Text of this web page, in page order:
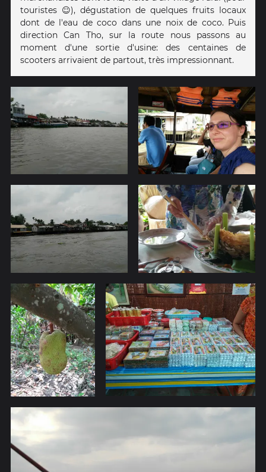
touristes ☺️), dégustation de quelques fruits locaux
dont de l'eau de coco dans une noix de coco. Puis
direction Can Tho, sur la route nous passons au
moment d'une sortie d'usine: des centaines de
scooters arrivaient de partout, très impressionnant.